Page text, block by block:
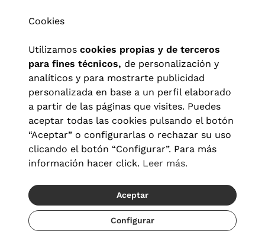
Recíbelo del 19/08 al 21/08
Aviso legal| Política de privacidad Términos y condiciones
Política de cookies|Configuración de cookies
© 2026 Visionlab España
Cookies
Utilizamos cookies propias y de terceros
para fines técnicos, de personalización y
analíticos y para mostrarte publicidad
personalizada en base a un perfil elaborado
a partir de las páginas que visites. Puedes
aceptar todas las cookies pulsando el botón
“Aceptar” o configurarlas o rechazar su uso
clicando el botón “Configurar”. Para más
información hacer click. Leer más.
Aceptar
Configurar